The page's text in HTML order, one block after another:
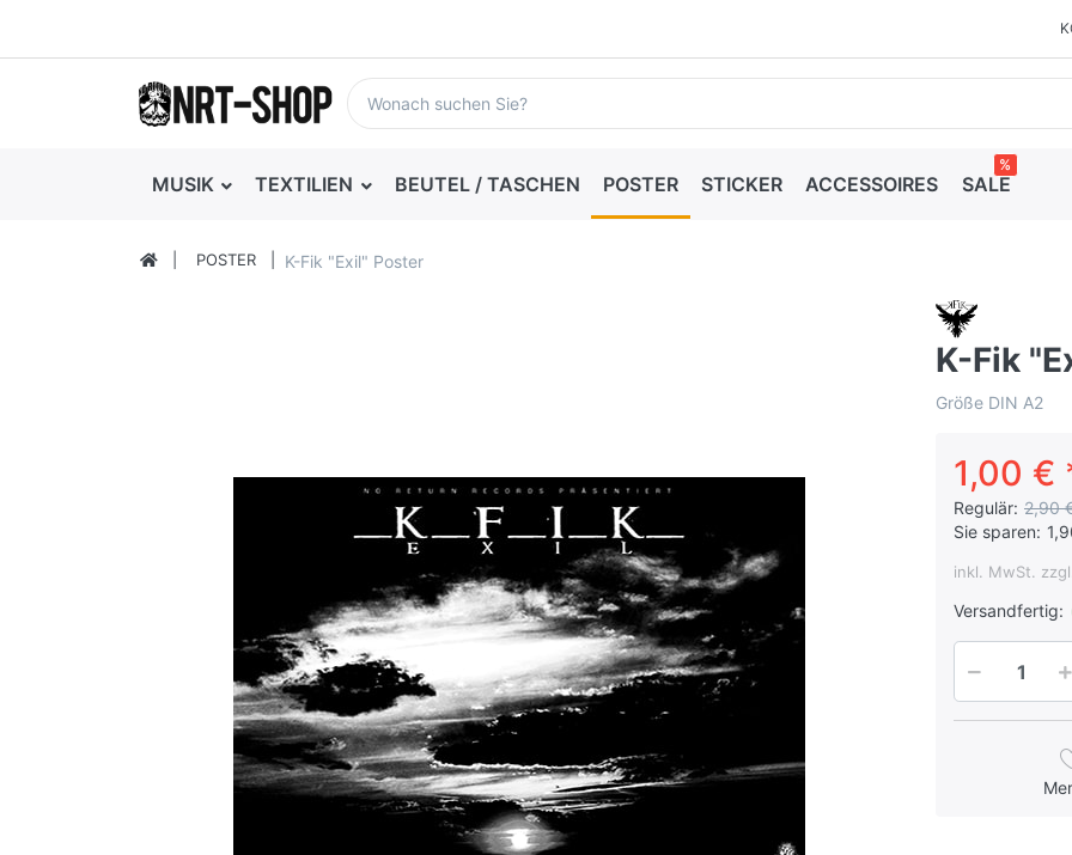
MUSIK TEXTILIEN BEUTEL / TASCHEN POSTER STICKER ACCESSOIRES SALE
%
POSTER K-Fik "Exil" Poster
K-Fik
Größe DIN A2
1,00 €
Regulär: 2,90
Sie sparen:
inkl. MwSt. zzgl.
Versandfertig: